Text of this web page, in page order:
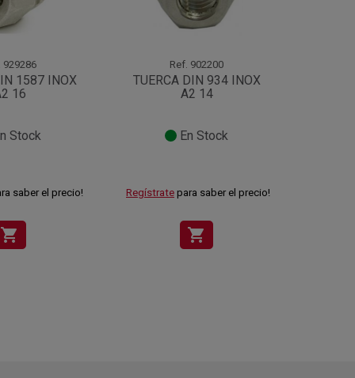
929286
1587 INOX
16
Stock
saber el precio!
shopping_cart
Ref. 902200
TUERCA DIN 934 INOX
A2 14
En Stock
Regístrate para saber el precio!
shopping_cart